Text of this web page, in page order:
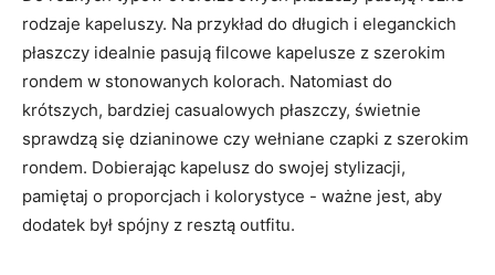
rodzaje kapeluszy. Na ‌przykład do długich ‌i eleganckich
płaszczy idealnie pasują filcowe kapelusze z szerokim⁤
rondem w⁤ stonowanych⁣ kolorach. ​Natomiast do
krótszych, ⁢bardziej casualowych⁢ płaszczy, świetnie⁣
sprawdzą się dzianinowe czy wełniane czapki z szerokim ​
rondem. Dobierając kapelusz do​ swojej stylizacji,
⁢pamiętaj o proporcjach i kolorystyce -⁤ ważne jest, aby
dodatek był spójny⁣ z ‌resztą outfitu.